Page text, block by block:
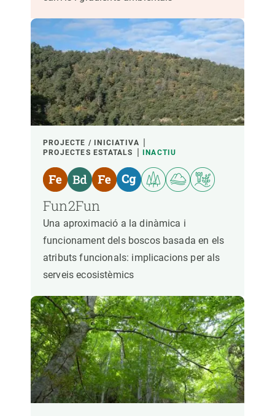
PROJECTE / INICIATIVA
PROJECTES ESTATALS
INACTIU
Fun2Fun
Una aproximació a la dinàmica i
funcionament dels boscos basada en els
atributs funcionals: implicacions per als
serveis ecosistèmics